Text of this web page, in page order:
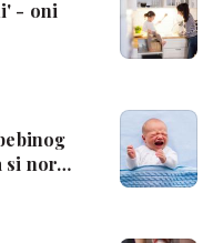
- oni
si nor…